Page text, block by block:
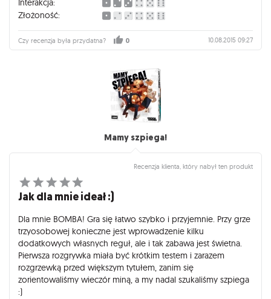
Interakcja:
Złożoność:
Czy recenzja była przydatna? 0 10.08.2015 09:27
Mamy szpiega!
Recenzja klienta, który nabył ten produkt
Jak dla mnie ideał :)
Dla mnie BOMBA! Gra się łatwo szybko i przyjemnie. Przy grze
trzyosobowej konieczne jest wprowadzenie kilku
dodatkowych własnych reguł, ale i tak zabawa jest świetna.
Pierwsza rozgrywka miała być krótkim testem i zarazem
rozgrzewką przed większym tytułem, zanim się
zorientowaliśmy wieczór miną, a my nadal szukaliśmy szpiega
:)